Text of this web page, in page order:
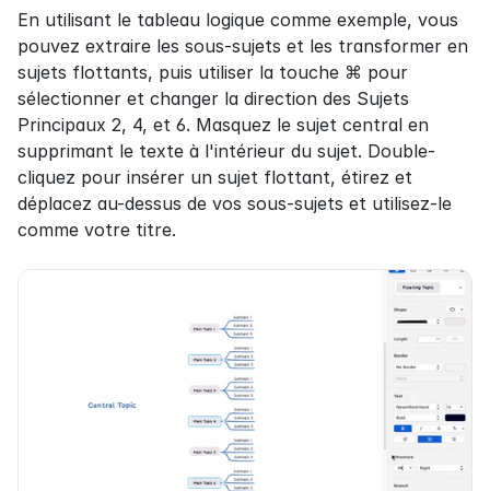
En utilisant le tableau logique comme exemple, vous
pouvez extraire les sous-sujets et les transformer en
sujets flottants, puis utiliser la touche ⌘ pour
sélectionner et changer la direction des Sujets
Principaux 2, 4, et 6. Masquez le sujet central en
supprimant le texte à l'intérieur du sujet. Double-
cliquez pour insérer un sujet flottant, étirez et
déplacez au-dessus de vos sous-sujets et utilisez-le
comme votre titre.